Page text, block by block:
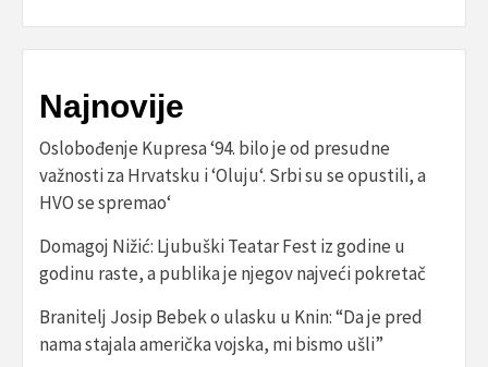
Najnovije
Oslobođenje Kupresa ‘94. bilo je od presudne
važnosti za Hrvatsku i ‘Oluju‘. Srbi su se opustili, a
HVO se spremao‘
Domagoj Nižić: Ljubuški Teatar Fest iz godine u
godinu raste, a publika je njegov najveći pokretač
Branitelj Josip Bebek o ulasku u Knin: “Da je pred
nama stajala američka vojska, mi bismo ušli”